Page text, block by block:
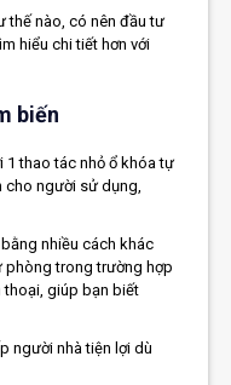
thế nào, có nên đầu tư
hiểu chi tiết hơn với
biến
1 thao tác nhỏ ổ khóa tự
cho người sử dụng,
nhiều cách khác
phòng trong trường hợp
thoại, giúp bạn biết
người nhà tiện lợi dù